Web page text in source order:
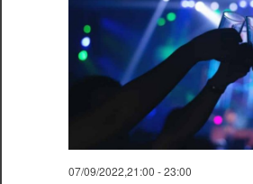
07/09/2022,21:00 -23:00